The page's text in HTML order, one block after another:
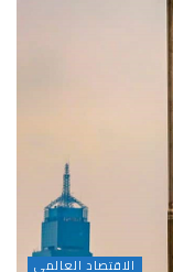
الاقتصاد العالمى